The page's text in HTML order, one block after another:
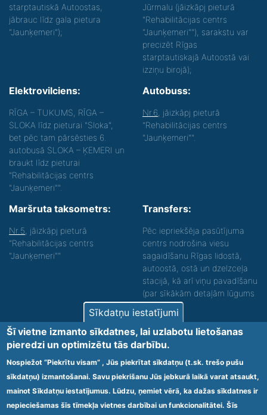
starptautiskā Autoostas,
jābrauc līdz gala pietura
"Jaunķemeri");
Jūrmalu (jāizkāpj pieturā
"Rehabilitācijas centrs
"Jaunķemeri""), sarakstu var
precizēt Rīgas
starptautiskajā Autoostā vai
izziņu birojā);
Elektrovilciens:
RĪGA – TUKUMS, RĪGA –
SLOKA līdz pieturai "Sloka",
bet pēc tam pārsēsties 6.
autobusā SLOKA – ĶEMERI un
braukt līdz pieturai
"Rehabilitācijas centrs
"Jaunķemeri"".
Autobuss:
Nr.6 , jāizkāpj pieturā
"Rehabilitācijas centrs
"Jaunķemeri"".
Maršruta taksometrs:
Nr.5 , jāizkāpj pieturā
"Rehabilitācijas centrs
"Jaunķemeri""
Transfers:
Pēc iepriekšēja pasūtījuma
centrs nodrošina viesu
sagaidīšanu Rīgas lidostā,
autoostā, ostā un dzelzceļa
stacijā, kā arī viņu pavadīšanu
(par sīkākām detaļām lūgums
zvanīt).
Nodrošinām vides piekļūstamību personām ar
funkcionāliem traucējumiem! SIA „Sanare-KRC
Jaunķemeri”, Kolkas ielā 20, Jūrmalā ir nodrošināta vides
piekļūstamība personām ar funkcionāliem traucējumiem,
tādejādi nodrošinot atbilstību Ministru kabineta
2009.gada 20.janvāra noteikumos Nr.60 „Noteikumi par
obligātajām prasībām ārstniecības iestādēm un to
struktūrvienībām” minētajām prasībām.
Sīkdatņu iestatījumi
Šī vietne izmanto sīkdatnes, lai uzlabotu lietošanas
pieredzi un optimizētu tās darbību.
Nospiežot “Piekrītu visam” , Jūs piekrītat sīkdatņu (t.sk. trešo pušu
sīkdatņu) izmantošanai. Savu piekrišanu Jūs jebkurā laikā varat atsaukt,
mainot Sīkdatņu iestatījumus. Lūdzu, ņemiet vērā, ka dažas sīkdatnes ir
nepieciešamas šīs tīmekļa vietnes darbībai un funkcionalitātei. Šīs